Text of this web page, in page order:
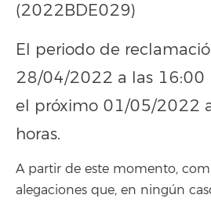
(2022BDE029)
El periodo de
28/04/2022 a las 16:00
el próximo 01/05/2022
horas.
A partir de este momento,
alegaciones que, en ningún